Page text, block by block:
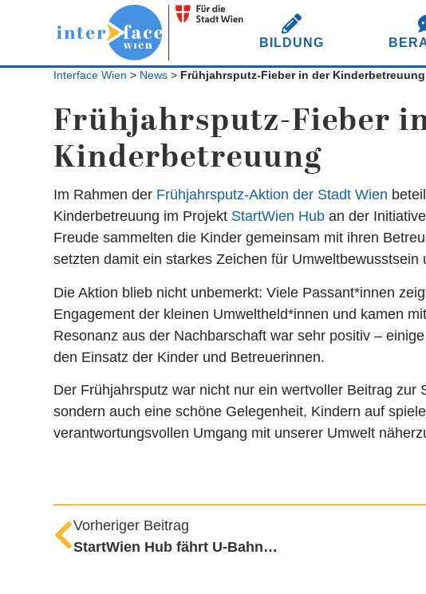
BILDUNG
Interface Wien > News > Frühjahrsputz-Fieber in der Kinderbetreuung
Frühjahrsputz-Fieber
Kinderbetreuung
Im Rahmen der Frühjahrsputz-Aktion der Stadt Wien
Kinderbetreuung im Projekt StartWien Hub an der
Freude sammelten die Kinder gemeinsam mit ihren
setzten damit ein starkes Zeichen für Umweltbewusstsein
Die Aktion blieb nicht unbemerkt: Viele Passant*innen
Engagement der kleinen Umweltheld*innen und kamen
Resonanz aus der Nachbarschaft war sehr positiv –
den Einsatz der Kinder und Betreuerinnen.
Der Frühjahrsputz war nicht nur ein wertvoller Beitrag zur
sondern auch eine schöne Gelegenheit, Kindern auf
verantwortungsvollen Umgang mit unserer Umwelt
Vorheriger Beitrag
StartWien Hub fährt U-Bahn…